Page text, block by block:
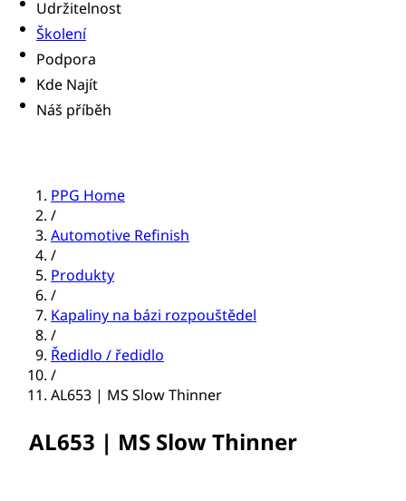
Udržitelnost
Školení
Podpora
Kde Najít
Náš příběh
PPG Home
/
Automotive Refinish
/
Produkty
/
Kapaliny na bázi rozpouštědel
/
Ředidlo / ředidlo
/
AL653 | MS Slow Thinner
AL653 | MS Slow Thinner